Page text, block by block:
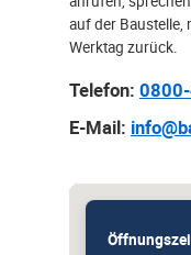
auf der Baustelle,
Werktag zurück.
Telefon:
E-Mail: